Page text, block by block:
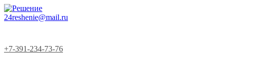
24reshenie@mail.ru
+7-391-234-73-76